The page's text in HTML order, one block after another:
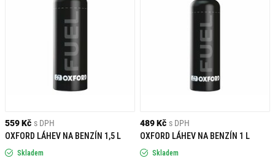
559 Kč s DPH
OXFORD LÁHEV NA BENZÍN 1,5 L
Skladem
489 Kč s DPH
OXFORD LÁHEV NA BENZÍN 1 L
Skladem